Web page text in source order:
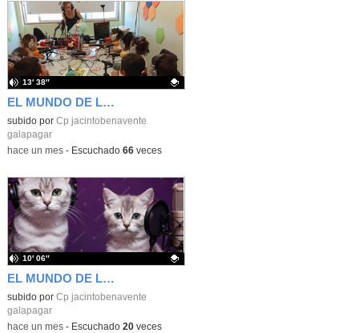
EL MUNDO DE LAS MARIQUITAS, por Infantil 3 años
Contenido educativo.
subido por Cp jacintobenavente
galapagar
13′ 38″
-hace un mes- Escuchado 66veces
EL MUNDO DE LOS GATOS 2ª PARTE
Contenido educativo.
subido por Cp jacintobenavente
galapagar
10′ 06″
-hace un mes- Escuchado 20veces